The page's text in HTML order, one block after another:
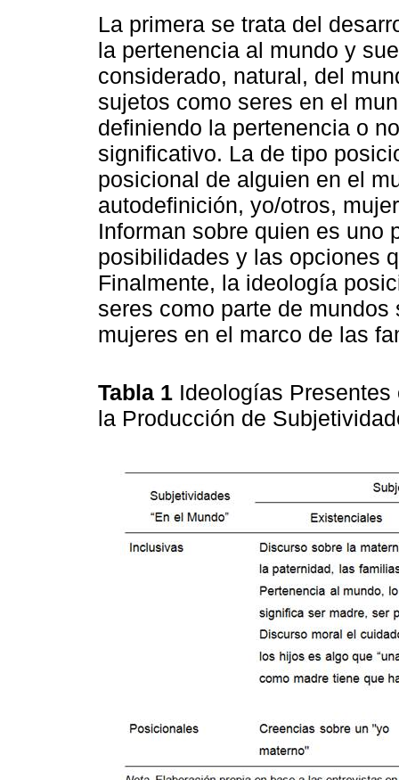
La primera se trata del
la pertenencia al mundo y
considerado, natural, del
sujetos como seres en el
definiendo la pertenencia o
significativo. La de tipo
posicional de alguien en el
autodefinición, yo/otros,
Informan sobre quien es uno
posibilidades y las opciones
Finalmente, la ideología
seres como parte de
mujeres en el marco de las
Tabla 1 Ideologías
la Producción de